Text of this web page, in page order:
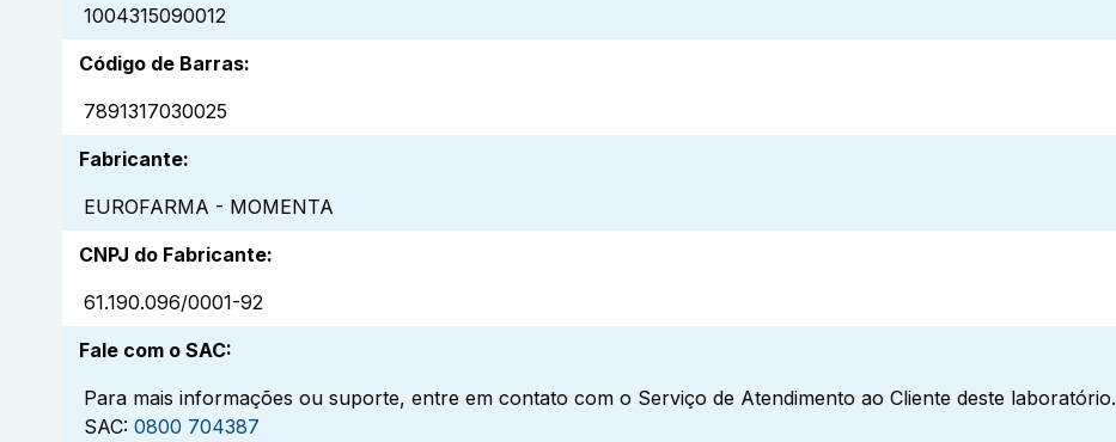
1004315090012
Código de Barras:
7891317030025
Fabricante:
EUROFARMA - MOMENTA
CNPJ do Fabricante:
61.190.096/0001-92
Fale com o SAC:
Para mais informações ou suporte, entre em contato com o Serviço de Atendimento ao Cliente deste laboratório.
SAC: 0800 704387